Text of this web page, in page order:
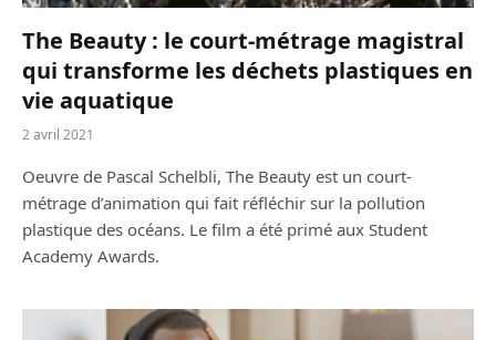
The Beauty : le court-métrage magistral
qui transforme les déchets plastiques en
vie aquatique
2 avril 2021
Oeuvre de Pascal Schelbli, The Beauty est un court-
métrage d’animation qui fait réfléchir sur la pollution
plastique des océans. Le film a été primé aux Student
Academy Awards.